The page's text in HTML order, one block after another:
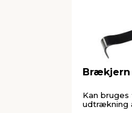
Brækjern
Kan
udtrækning